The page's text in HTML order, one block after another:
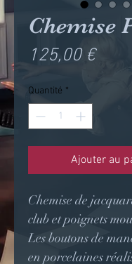
Chemise
125,00 €Prix
Quantité *
Ajouter au
Chemise de
club et poignets
Les boutons de
en porcelaines